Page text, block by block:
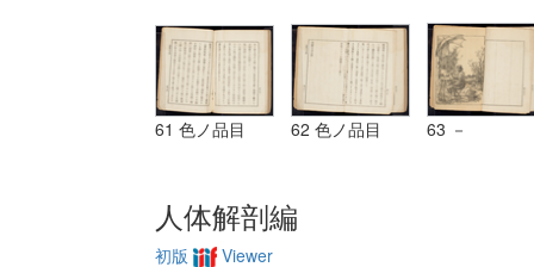
61 色ノ品目 62 色ノ品目 63 －
人体解剖編
初版 Viewer